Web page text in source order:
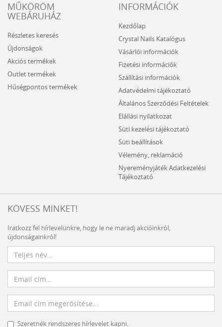
MŰKÖRÖM
WEBÁRUHÁZ
Részletes keresés
Újdonságok
Akciós termékek
Outlet termékek
Hűségpontos termékek
INFORMÁCIÓK
Kezdőlap
Crystal Nails Katalógus
Vásárlói információk
Fizetési információk
Szállítási információk
Adatvédelmi tájékoztató
Általános Szerződési Feltételek
Elállási nyilatkozat
Süti kezelési tájékoztató
Süti beállítások
Vélemény, reklamáció
Nyereményjáték Adatkezelési
Tájékoztató
KÖVESS MINKET!
Iratkozz fel hírlevelünkre, hogy le ne maradj akcióinkról,
újdonságainkról!
Szeretnék rendszeres hírlevelet kapni.